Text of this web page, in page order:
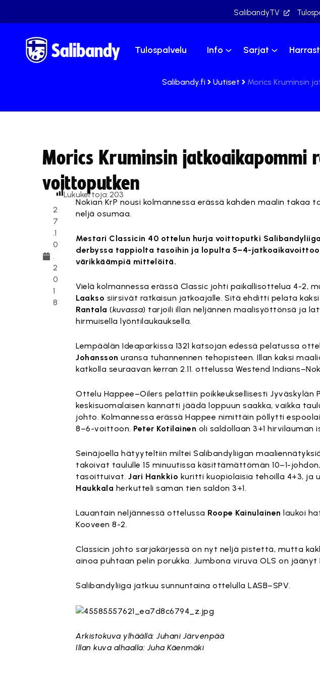
SalibandyTV
Tulospalvelu Info Sarjat
Salibandy.fi Uutiset Morics Kruminsin
Morics Kruminsin jatkoaikapommi
voittoputken
2
7
.1
0
.
2
0
1
8
Lukukertoja:203
Nokian KrP nousi kolmannessa erässä kahden maalin
neljä osumaa.
Mestari Classicin 40 ottelun hurja voittoputki
derbyssa tappiolta tasoihin ja lopulta 5–4-
värikkäämpiä mittelöitä.
Vielä kolmannessa erässä Classic johti paikallisottelua 4-2,
Laakso siirsivät ratkaisun jatkoajalle. Sitä ehditti pelata
Rantala (kuvassa) tarjoili illan neljännen maalisyöttönsä ja
hirmuisella lyöntilaukauksella.
Lempäälän Ideaparkissa 1321 katsojan edessä pelatussa
Johansson uransa tuhannennen tehopisteen. Illan kaksi
katkolla seuraavan kerran 2.11. ottelussa Westend
Ottelu Happee–Oilers pelattiin poikkeuksellisesti Jyväskylän
keskisuomalaisen kannatti jäädä loppuun saakka, vaikka
johto. Kolmannessa erässä Happee nimittäin pöllytti
8–6-voittoon. Peter Kotilainen oli saldollaan 3+1 hirvilauman
Seinäjoella hätyyteltiin miltei Salibandyliigan
takoivat taululle 15 minuutissa käsittämättömän 10–1-
tasoittuivat.Jari Hankkio kuritti kuopiolaisia tehoilla 4+3, ja
Haukkala herkutteli saman tien saldon 3+1.
Lauantain neljännessä ottelussa Roope Kainulainen laukoi
Kooveen 8-2.
Classicin johto sarjakärjessä on nyt neljä pistettä, mutta
ainoa puhtaan pelin porukka. Jumbona viruva OLS on
Salibandyliiga jatkuu sunnuntaina ottelulla LASB–SPV.
Arkistokuva ylhäällä: Juhani Järvenpää
Illan kuva alhaalla: Juha Käenmäki